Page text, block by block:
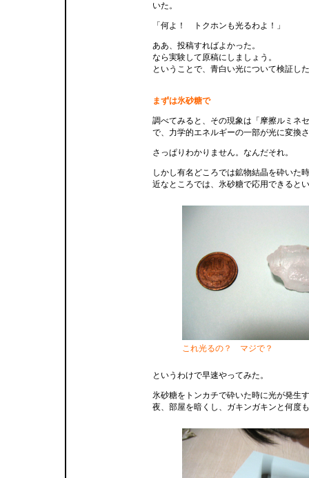
いた。
「何よ！ トクホンも光るわよ！」
ああ、投稿すればよかった。
なら実験して原稿にしましょう。
ということで、青白い光について検証し
まずは氷砂糖で
調べてみると、その現象は「摩擦ルミネ
で、力学的エネルギーの一部が光に変換
さっぱりわかりません。なんだそれ。
しかし有名どころでは鉱物結晶を砕いた
近なところでは、氷砂糖で応用できると
これ光るの？ マジで？
というわけで早速やってみた。
氷砂糖をトンカチで砕いた時に光が発生
夜、部屋を暗くし、ガキンガキンと何度